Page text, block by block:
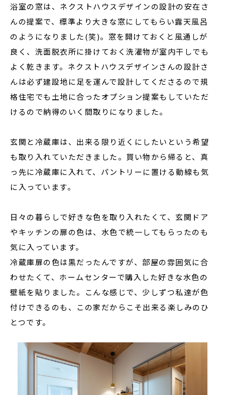
浴室の窓は、ネクストハウスデザインの設計の安在さ
んの提案で、標準より大きな窓にしてもらい露天風呂
のようになりました(笑)。窓を開けておくと風通しが
良く、洗面脱衣所に掛けておく洗濯物が室内干しでも
よく乾きます。ネクストハウスデザインさんの設計さ
んは必ず建設地に足を運んで設計してくださるので規
格住宅でも土地に合ったオプション提案もしていただ
けるので納得のいく間取りになりました。
玄関と冷蔵庫は、出来る限り近くにしたいという希望
も取り入れていただきました。買い物から帰ると、真
っ先に冷蔵庫に入れて、パントリーに置ける動線も気
に入っています。
日々の暮らしで好きな色を取り入れたくて、玄関ドア
やキッチンの扉の色は、水色で統一してもらったのも
気に入っています。
冷蔵庫扉の色は黒だったんですが、部屋の雰囲気に合
わせたくて、ホームセンターで購入した好きな水色の
壁紙を貼りました。こんな感じで、少しずつ私達が色
付けできるのも、この家だからこそ出来る楽しみのひ
とつです。